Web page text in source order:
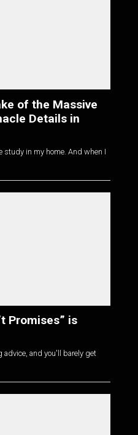
of the Massive
Details in
study in my home. And when I
Promises” is
advice, and you'll barely get